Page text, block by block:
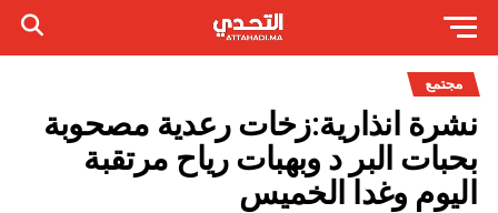
مجتمع
نشرة انذارية:زخات رعدية مصحوبة
بحبات البر د وبهبات رياح مرتقبة
اليوم وغدا الخميس